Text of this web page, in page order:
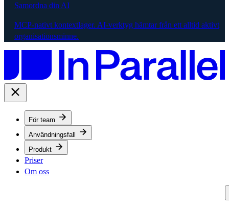
Samordna din AI
MCP-nativt kontextlager. AI-verktyg hämtar från ett alltid aktivt
organisationsminne.
För team
Användningsfall
Produkt
Priser
Om oss